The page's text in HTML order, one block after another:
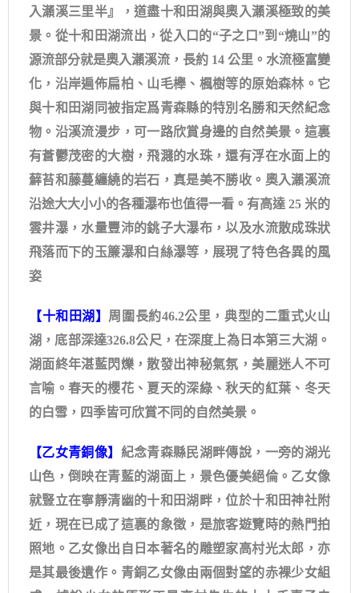
入瀨溪三里半』，道盡十和田湖與奧入瀨溪極致的美
景。從十和田湖流出，從入口的“子之口”到“燒山”的
源流部分就是奧入瀨溪流，長約 14 公里。水流極富變
化，沿岸遍佈扁柏、山毛櫸、楓樹等的原始森林。它
與十和田湖同被指定爲青森縣的特別名勝和天然紀念
物。沿溪流漫步，可一路欣賞身邊的自然美景。這裏
有蒼鬱茂密的大樹，飛濺的水珠，還有浮在水面上的
蘚苔和藤蔓纏繞的岩石，真是美不勝收。奧入瀨溪流
沿途大大小小的各種瀑布也值得一看。有高達 25 米的
雲井瀑，水量豐沛的銚子大瀑布，以及水流散成珠狀
飛落而下的玉簾瀑和白絲瀑等，展現了特色各異的風
姿
【十和田湖】 周圍長約46.2公里，典型的二重式火山
湖，底部深達326.8公尺，在深度上為日本第三大湖。
湖面終年湛藍閃爍，散發出神秘氣氛，美麗迷人不可
言喻。春天的櫻花、夏天的深綠、秋天的紅葉、冬天
的白雪，四季皆可欣賞不同的自然美景。
【乙女青銅像】 紀念青森縣民湖畔傳說，一旁的湖光
山色，倒映在青藍的湖面上，景色優美絕倫。乙女像
就豎立在寧靜清幽的十和田湖畔，位於十和田神社附
近，現在已成了這裏的象徵，是旅客遊覽時的熱門拍
照地。乙女像出自日本著名的雕塑家高村光太郎，亦
是其最後遺作。青銅乙女像由兩個對望的赤裸少女組